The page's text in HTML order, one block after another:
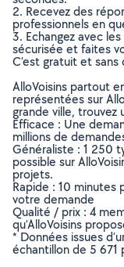
2. Recevez des
professionnels en
3. Echangez avec
sécurisée et faites
C’est gratuit et sans
AlloVoisins partout
représentées sur
grande ville, trouvez
Efficace : Une
millions de
Généraliste : 1 250
possible sur
projets.
Rapide : 10 minutes
votre demande
Qualité / prix : 4
qu’AlloVoisins
* Données issues
échantillon de 5 671